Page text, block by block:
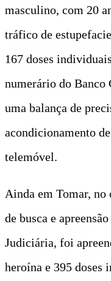
masculino, com 20
tráfico de
167 doses
numerário do Banco
uma balança de
acondicionamento
telemóvel.
Ainda em Tomar, no
de busca e
Judiciária, foi
heroína e 395 doses